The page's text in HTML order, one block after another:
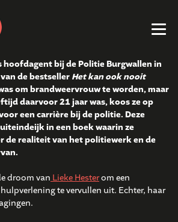
hoofdagent bij de Politie Burgwallen in
de bestseller Het kan ook nooit
om brandweervrouw te worden, maar
daarvoor 21 jaar was, koos ze op
een carrière bij de politie. Deze
in een boek waarin ze
de realiteit van het politiewerk en de
droom van Lieke Hesterom een
te vervullen uit. Echter, haar